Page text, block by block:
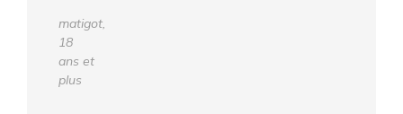
matigot,
18
ans et
plus